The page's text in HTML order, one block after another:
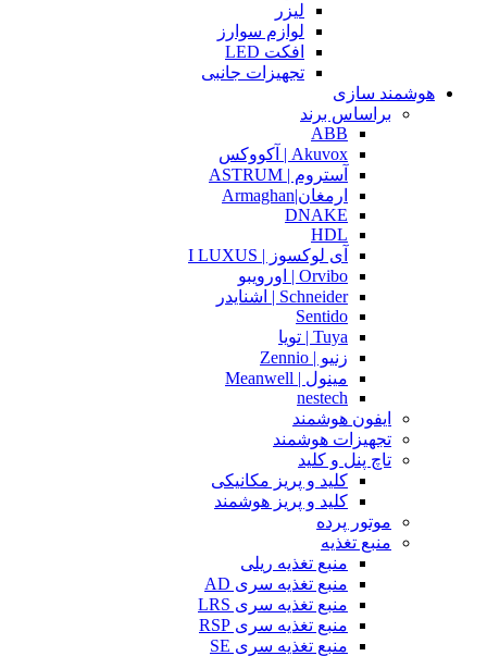
لیزر
لوازم سوارز
افکت LED
تجهیزات جانبی
هوشمند سازی
براساس برند
ABB
Akuvox | آکووکس
آستروم | ASTRUM
ارمغان|Armaghan
DNAKE
HDL
آی لوکسوز | I LUXUS
Orvibo | اورویبو
Schneider | اشنایدر
Sentido
Tuya | تویا
زنیو | Zennio
مینول | Meanwell
nestech
ایفون هوشمند
تجهیزات هوشمند
تاچ پنل و کلید
کلید و پریز مکانیکی
کلید و پریز هوشمند
موتور پرده
منبع تغذیه
منبع تغذیه ریلی
منبع تغذیه سری AD
منبع تغذیه سری LRS
منبع تغذیه سری RSP
منبع تغذیه سری SE